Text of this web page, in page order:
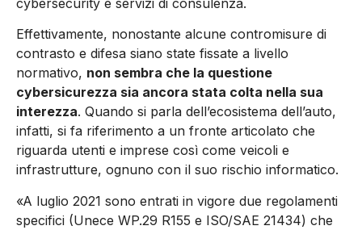
Effettivamente, nonostante alcune contromisure di
contrasto e difesa siano state fissate a livello
normativo, non sembra che la questione
cybersicurezza sia ancora stata colta nella sua
interezza. Quando si parla dell’ecosistema dell’auto,
infatti, si fa riferimento a un fronte articolato che
riguarda utenti e imprese così come veicoli e
infrastrutture, ognuno con il suo rischio informatico.
«A luglio 2021 sono entrati in vigore due regolamenti
specifici (Unece WP.29 R155 e ISO/SAE 21434) che